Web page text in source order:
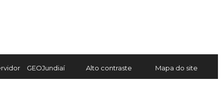
GEOJundiaí Alto contraste Mapa do site